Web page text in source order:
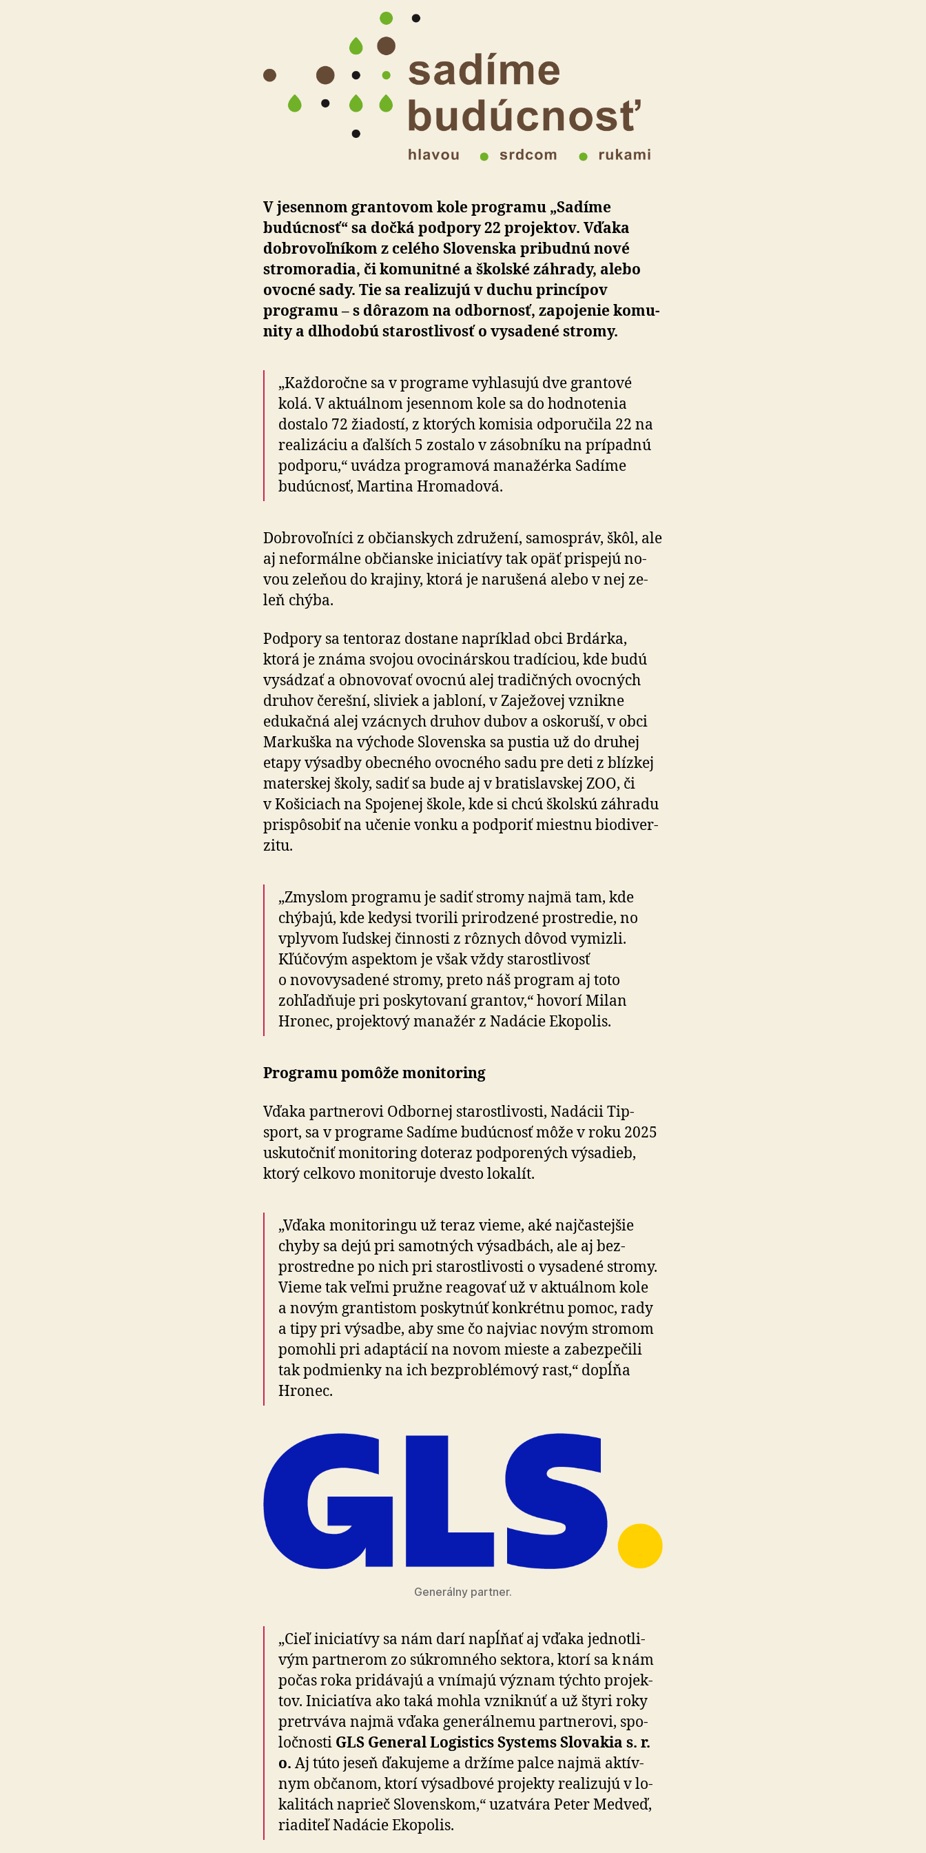
V jesennom grantovom kole programu „Sadíme
budúcnosť“ sa dočká podpory 22 projektov. Vďaka
dobrovoľníkom z celého Slovenska pribudnú nové
stromoradia, či komunitné a školské záhrady, alebo
ovocné sady. Tie sa realizujú v duchu princípov
programu – s dôrazom na odbornosť, zapojenie ko­mu­
ni­ty a dlhodobú starostlivosť o vysadené stromy.
„Každoročne sa v programe vyhlasujú dve grantové
kolá. V aktuálnom jesennom kole sa do hodnotenia
dostalo 72 žiadostí, z ktorých komisia odporučila 22 na
realizáciu a ďalších 5 zostalo v zásobníku na prípadnú
podporu,“ uvádza programová manažérka Sadíme
budúcnosť, Martina Hromadová.
Dobrovoľníci z občianskych združení, samospráv, škôl, ale
aj neformálne občianske iniciatívy tak opäť prispejú no­
vou zeleňou do krajiny, ktorá je narušená alebo v nej ze­
leň chýba.
Podpory sa tentoraz dostane napríklad obci Brdárka,
ktorá je známa svojou ovocinárskou tradíciou, kde budú
vysádzať a obnovovať ovocnú alej tradičných ovocných
druhov čerešní, sliviek a jabloní, v Zaježovej vznikne
edukačná alej vzácnych druhov dubov a oskoruší, v obci
Markuška na východe Slovenska sa pustia už do druhej
etapy výsadby obecného ovocného sadu pre deti z blízkej
materskej školy, sadiť sa bude aj v bratislavskej ZOO, či
v Košiciach na Spojenej škole, kde si chcú školskú záhradu
prispôsobiť na učenie vonku a podporiť miestnu bio­di­ver­
zi­tu.
„Zmyslom programu je sadiť stromy najmä tam, kde
chýbajú, kde kedysi tvorili prirodzené prostredie, no
vplyvom ľudskej činnosti z rôznych dôvod vymizli.
Kľúčovým aspektom je však vždy starostlivosť
o novovysadené stromy, preto náš program aj toto
zohľadňuje pri poskytovaní grantov,“ hovorí Milan
Hronec, projektový manažér z Nadácie Ekopolis.
Programu pomôže monitoring
Vďaka partnerovi Odbornej starostlivosti, Nadácii Tip­
sport, sa v programe Sadíme budúcnosť môže v roku 2025
uskutočniť monitoring doteraz podporených výsadieb,
ktorý celkovo monitoruje dvesto lokalít.
„Vďaka monitoringu už teraz vieme, aké najčastejšie
chyby sa dejú pri samotných výsadbách, ale aj bez­
prostredne po nich pri starostlivosti o vysadené stromy.
Vieme tak veľmi pružne reagovať už v aktuálnom kole
a novým grantistom poskytnúť konkrétnu pomoc, rady
a tipy pri výsadbe, aby sme čo najviac novým stromom
pomohli pri adaptácií na novom mieste a zabezpečili
tak podmienky na ich bezproblémový rast,“ dopĺňa
Hronec.
Generálny partner.
„Cieľ iniciatívy sa nám darí napĺňať aj vďaka jed­not­li­
vým partnerom zo súkromného sektora, ktorí sa k nám
počas roka pridávajú a vnímajú význam týchto pro­jek­
tov. Iniciatíva ako taká mohla vzniknúť a už štyri roky
pretrváva najmä vďaka generálnemu partnerovi, spo­
loč­nos­ti GLS General Logistics Systems Slovakia s. r.
o. Aj túto jeseň ďakujeme a držíme palce najmä ak­tív­
nym občanom, ktorí výsadbové projekty realizujú v lo­
ka­li­tách naprieč Slovenskom,“ uzatvára Peter Medveď,
riaditeľ Nadácie Ekopolis.